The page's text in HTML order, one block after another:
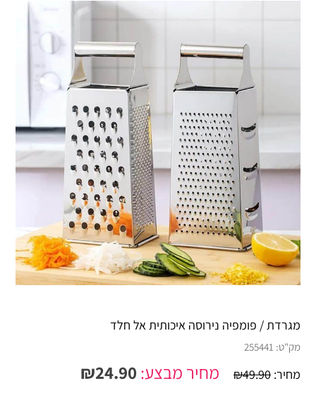
מגרדת / פומפיה נירוסה איכותית אל חלד
מק"ט: 255441
מחיר: ₪49.90 מחיר מבצע: ₪24.90